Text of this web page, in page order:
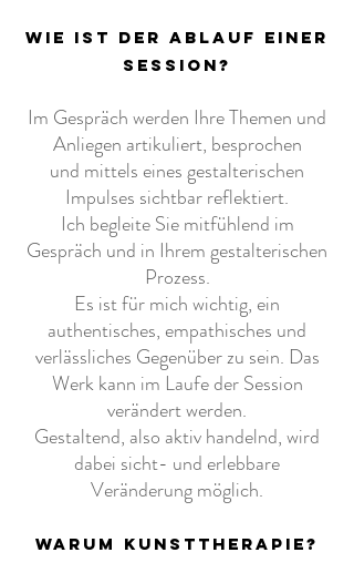
wie ist der Ablauf einer
session?
Im Gespräch werden Ihre Themen und
Anliegen artikuliert, besprochen
und mittels eines gestalterischen
Impulses sichtbar reflektiert.
Ich begleite Sie mitfühlend im
Gespräch und in Ihrem gestalterischen
Prozess.
Es ist für mich wichtig, ein
authentisches, empathisches und
verlässliches Gegenüber zu sein. Das
Werk kann im Laufe der Session
verändert werden.
Gestaltend, also aktiv handelnd, wird
dabei sicht- und erlebbare
Veränderung möglich.
warum kunsttherapie?